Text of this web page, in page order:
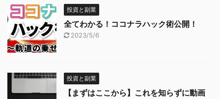
投資と副業
全てわかる！ココナラハック術公開！
2023/5/6
投資と副業
【まずはここから】これを知らずに動画